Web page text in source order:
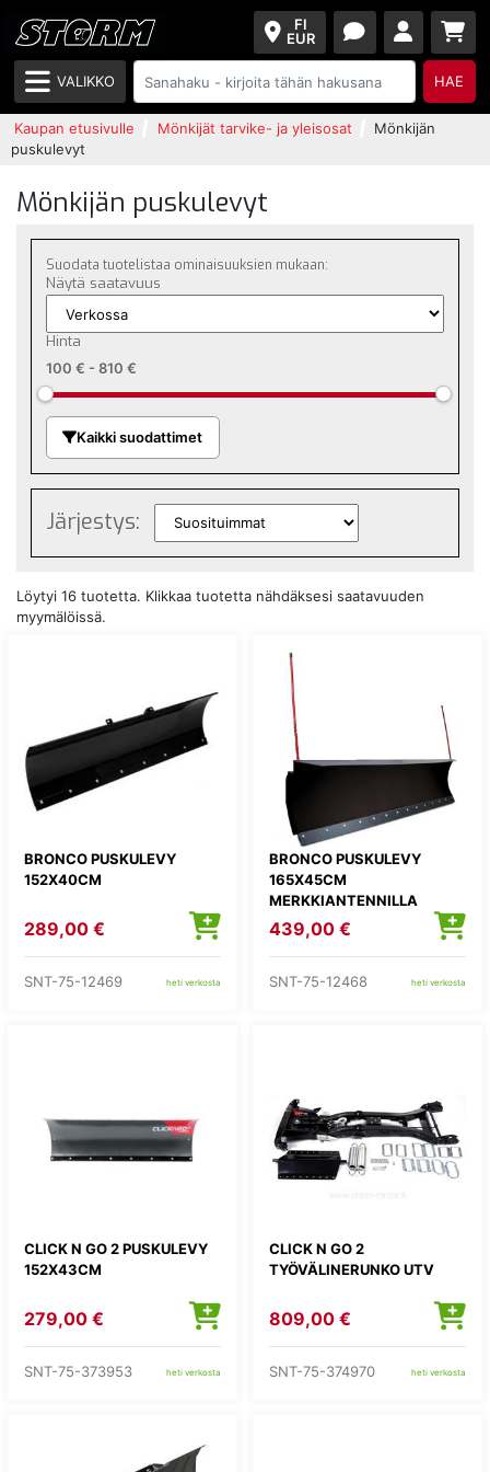
FI
EUR
VALIKKO HAE
Kaupan etusivulle Mönkijät tarvike- ja yleisosat
Mönkijän
puskulevyt
Mönkijän puskulevyt
Suodata tuotelistaa ominaisuuksien mukaan:
Näytä saatavuus
Hinta
100 € - 810 €
Kaikki suodattimet
Järjestys:
Löytyi 16 tuotetta. Klikkaa tuotetta nähdäksesi saatavuuden
myymälöissä.
BRONCO PUSKULEVY
152X40CM
289,00 €
SNT-75-12469 heti verkosta
BRONCO PUSKULEVY
165X45CM
MERKKIANTENNILLA
439,00 €
SNT-75-12468 heti verkosta
CLICK N GO 2 PUSKULEVY
152X43CM
279,00 €
SNT-75-373953 heti verkosta
CLICK N GO 2
TYÖVÄLINERUNKO UTV
809,00 €
SNT-75-374970 heti verkosta